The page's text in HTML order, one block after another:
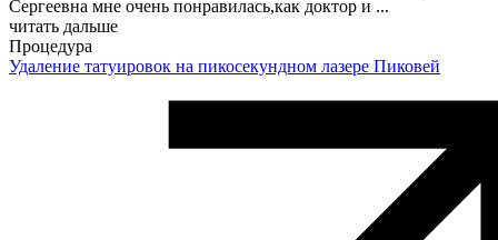
Сергеевна мне очень понравилась,как доктор и ...
читать дальше
Процедура
Удаление татуировок на пикосекундном лазере Пиковей